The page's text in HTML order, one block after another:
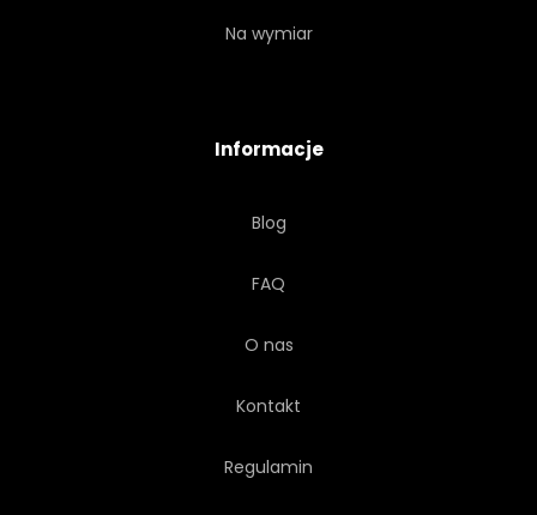
Na wymiar
Informacje
Blog
FAQ
O nas
Kontakt
Regulamin